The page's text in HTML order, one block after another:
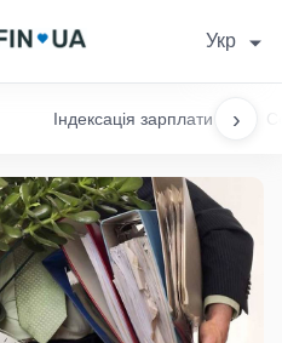
Укр
›
Індексація зарплати